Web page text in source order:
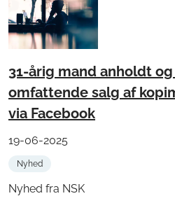
31-årig mand anholdt
omfattende salg af
via Facebook
19-06-2025
Nyhed
Nyhed fra NSK